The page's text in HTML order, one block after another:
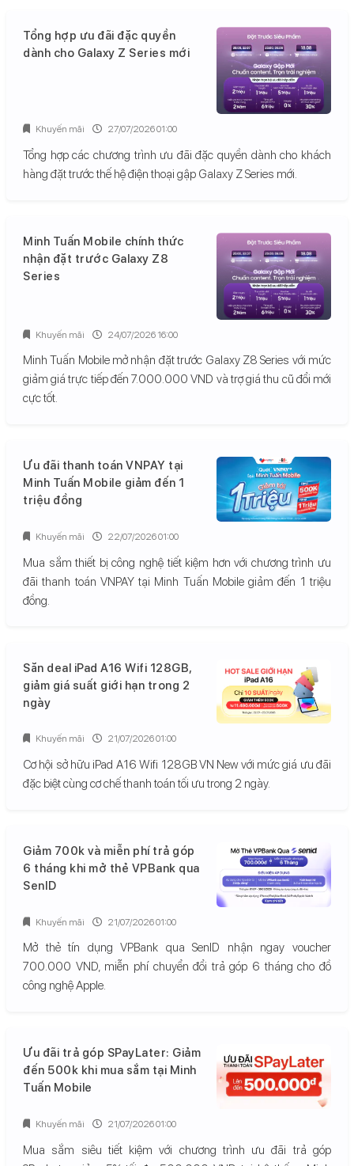
Tổng hợp ưu đãi đặc quyền
dành cho Galaxy Z Series mới
Tổng hợp các chương trình ưu đãi đặc quyền dành cho khách
hàng đặt trước thế hệ điện thoại gập Galaxy Z Series mới.
Khuyến mãi 27/07/2026 01:00
Minh Tuấn Mobile chính thức
nhận đặt trước Galaxy Z8
Series
Minh Tuấn Mobile mở nhận đặt trước Galaxy Z8 Series với mức
giảm giá trực tiếp đến 7.000.000 VND và trợ giá thu cũ đổi mới
cực tốt.
Khuyến mãi 24/07/2026 16:00
Ưu đãi thanh toán VNPAY tại
Minh Tuấn Mobile giảm đến 1
triệu đồng
Mua sắm thiết bị công nghệ tiết kiệm hơn với chương trình ưu
đãi thanh toán VNPAY tại Minh Tuấn Mobile giảm đến 1 triệu
đồng.
Khuyến mãi 22/07/2026 01:00
Săn deal iPad A16 Wifi 128GB,
giảm giá suất giới hạn trong 2
ngày
Cơ hội sở hữu iPad A16 Wifi 128GB VN New với mức giá ưu đãi
đặc biệt cùng cơ chế thanh toán tối ưu trong 2 ngày.
Khuyến mãi 21/07/2026 01:00
Giảm 700k và miễn phí trả góp
6 tháng khi mở thẻ VPBank qua
SenID
Mở thẻ tín dụng VPBank qua SenID nhận ngay voucher
700.000 VND, miễn phí chuyển đổi trả góp 6 tháng cho đồ
công nghệ Apple.
Khuyến mãi 21/07/2026 01:00
Ưu đãi trả góp SPayLater: Giảm
đến 500k khi mua sắm tại Minh
Tuấn Mobile
Mua sắm siêu tiết kiệm với chương trình ưu đãi trả góp
Khuyến mãi 21/07/2026 01:00